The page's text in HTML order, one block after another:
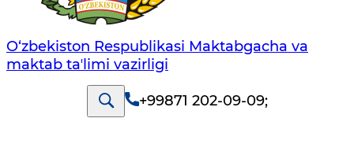
O‘zbekiston Respublikasi Maktabgacha va
maktab taʼlimi vazirligi
+99871 202-09-09;